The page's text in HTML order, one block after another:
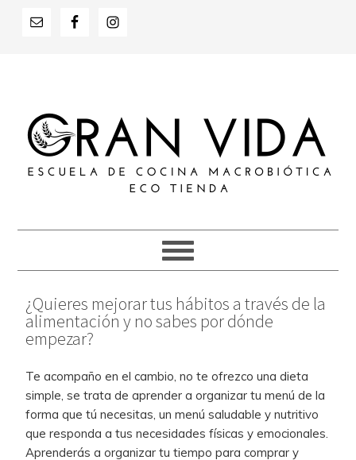
navegación
principal
principal
de
página
¿Quieres mejorar tus hábitos a través de la
alimentación y no sabes por dónde
empezar?
Te acompaño en el cambio, no te ofrezco una dieta
simple, se trata de aprender a organizar tu menú de la
forma que tú necesitas, un menú saludable y nutritivo
que responda a tus necesidades físicas y emocionales.
Aprenderás a organizar tu tiempo para comprar y